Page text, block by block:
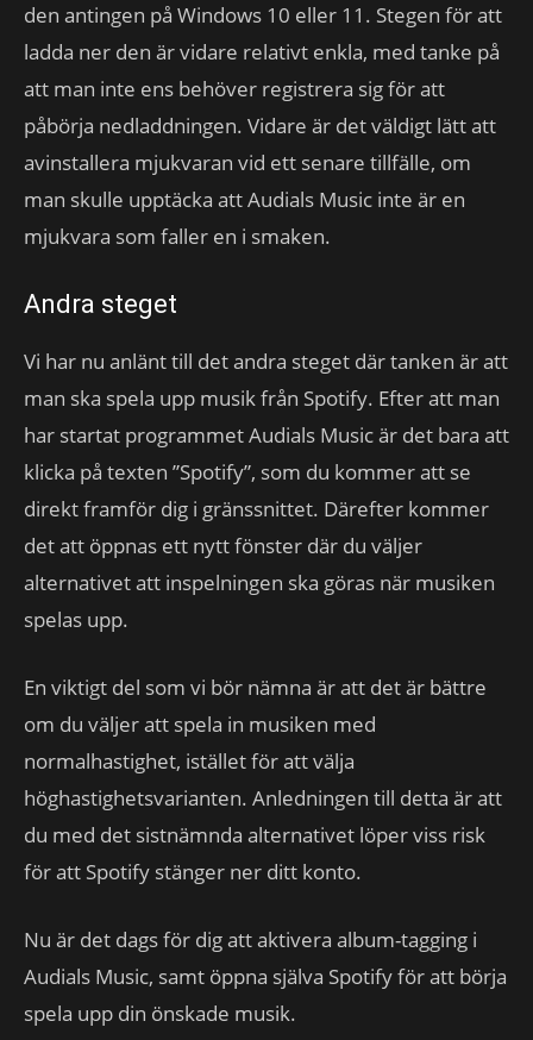
den antingen på Windows 10 eller 11. Stegen för att
ladda ner den är vidare relativt enkla, med tanke på
att man inte ens behöver registrera sig för att
påbörja nedladdningen. Vidare är det väldigt lätt att
avinstallera mjukvaran vid ett senare tillfälle, om
man skulle upptäcka att Audials Music inte är en
mjukvara som faller en i smaken.
Andra steget
Vi har nu anlänt till det andra steget där tanken är att
man ska spela upp musik från Spotify. Efter att man
har startat programmet Audials Music är det bara att
klicka på texten ”Spotify”, som du kommer att se
direkt framför dig i gränssnittet. Därefter kommer
det att öppnas ett nytt fönster där du väljer
alternativet att inspelningen ska göras när musiken
spelas upp.
En viktigt del som vi bör nämna är att det är bättre
om du väljer att spela in musiken med
normalhastighet, istället för att välja
höghastighetsvarianten. Anledningen till detta är att
du med det sistnämnda alternativet löper viss risk
för att Spotify stänger ner ditt konto.
Nu är det dags för dig att aktivera album-tagging i
Audials Music, samt öppna själva Spotify för att börja
spela upp din önskade musik.